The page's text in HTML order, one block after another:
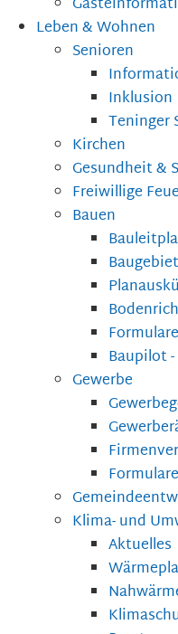
Leben & Wohnen
Senioren
Inklusion
Teninger
Kirchen
Gesundheit &
Freiwillige
Bauen
Formulare
Baupilot
Gewerbe
Formulare
Klima- und
Aktuelles